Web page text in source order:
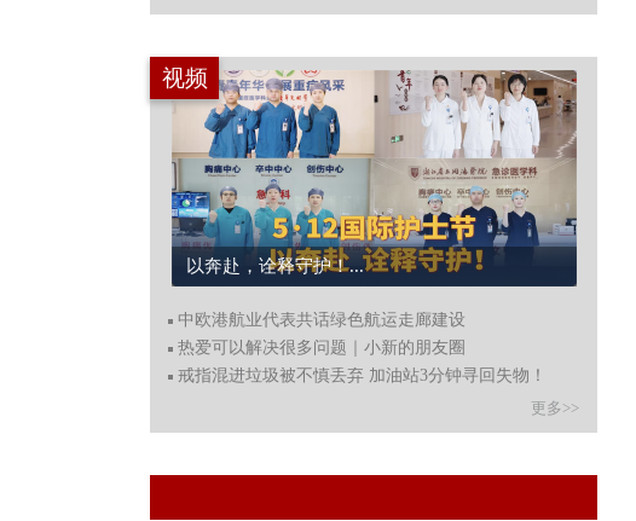
视频
以奔赴，诠释守护！...
中欧港航业代表共话绿色航运走廊建设
热爱可以解决很多问题｜小新的朋友圈
戒指混进垃圾被不慎丢弃 加油站3分钟寻回失物！
更多>>